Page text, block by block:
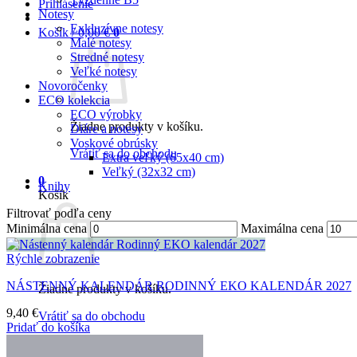
Prihlásenie
Košík /0,00€ 0
Žiadne produkty v košíku.
Vrátiť sa do obchodu
0
Košík
Žiadne produkty v košíku.
Vrátiť sa do obchodu
Notesy
Exkluzívne notesy
Malé notesy
Stredné notesy
Veľké notesy
Novoročenky
ECO kolekcia
ECO výrobky
Diáre a notesy
Voskové obrúsky
Extra veľký (65x40 cm)
Veľký (32x32 cm)
Knihy
Filtrovať podľa ceny
Minimálna cena
Maximálna cena
Rýchle zobrazenie
NÁSTENNÝ KALENDÁR RODINNÝ EKO KALENDÁR 2027
9,40 €
Pridať do košíka